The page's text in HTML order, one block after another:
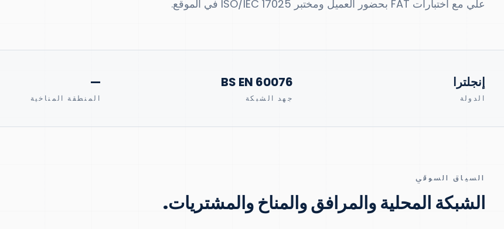
علي مع اختبارات FAT بحضور العميل ومختبر ISO/IEC 17025 في الموقع.
إنجلترا
الدولة
BS EN 60076
جهد الشبكة
—
المنطقة المناخية
السياق السوقي
الشبكة المحلية والمرافق والمناخ والمشتريات.